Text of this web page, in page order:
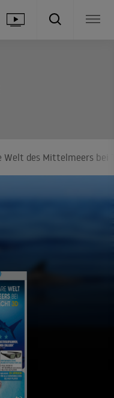
Welt des Mittelmeers